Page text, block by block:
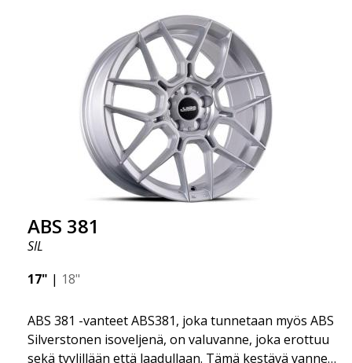
Riippumatta autosi mallista, tämä hieno vanne sopii
useimmille automerkeille ABS360-patentin ansiosta.
Ota yhteyttä, jos sinulla on kysymyksiä sovituksesta:
order@abswheels.com
ABS 381
SIL
17" | 18"
ABS 381 -vanteet ABS381, joka tunnetaan myös ABS
Silverstonen isoveljenä, on valuvanne, joka erottuu
sekä tyylillään että laadullaan. Tämä kestävä vanne